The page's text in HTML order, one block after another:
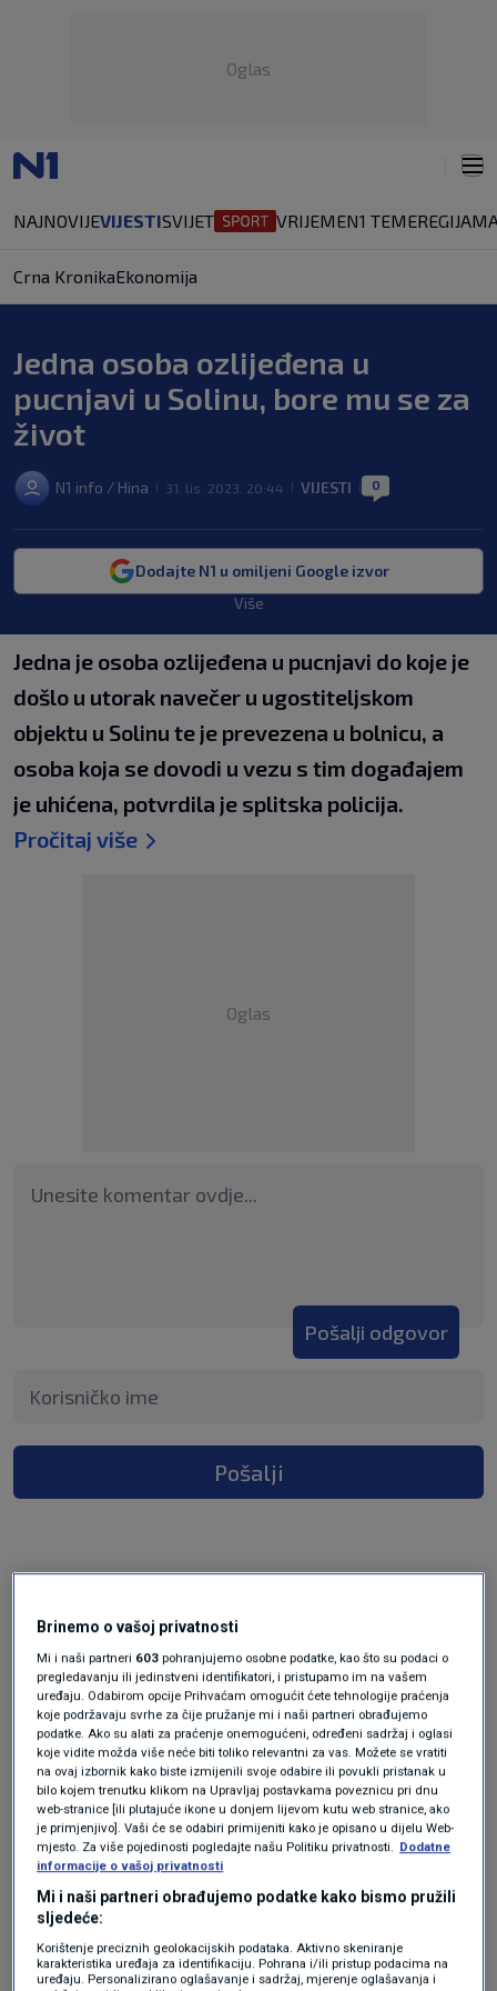
Oglas
NAJNOVIJEVIJESTISVIJET VRIJEMEN1 TEMEREGIJA
Crna KronikaEkonomija
Jedna osoba ozlijeđena u
pucnjavi u Solinu, bore mu se za
život
N1 info / Hina 31. lis. 2023. 20:44 VIJESTI 0
Dodajte N1 u omiljeni Google izvor
Više
Jedna je osoba ozlijeđena u pucnjavi do koje je
došlo u utorak navečer u ugostiteljskom
objektu u Solinu te je prevezena u bolnicu, a
osoba koja se dovodi u vezu s tim događajem
je uhićena, potvrdila je splitska policija.
Pročitaj više
Oglas
Pošalji odgovor
Pošalji
Oglas
Brinemo o vašoj privatnosti
Mi i naši partneri 603 pohranjujemo osobne podatke, kao što su podaci o
pregledavanju ili jedinstveni identifikatori, i pristupamo im na vašem
uređaju. Odabirom opcije Prihvaćam omogućit ćete tehnologije praćenja
koje podržavaju svrhe za čije pružanje mi i naši partneri obrađujemo
podatke. Ako su alati za praćenje onemogućeni, određeni sadržaj i oglasi
koje vidite možda više neće biti toliko relevantni za vas. Možete se vratiti
na ovaj izbornik kako biste izmijenili svoje odabire ili povukli pristanak u
bilo kojem trenutku klikom na Upravljaj postavkama poveznicu pri dnu
web-stranice [ili plutajuće ikone u donjem lijevom kutu web stranice, ako
je primjenjivo]. Vaši će se odabiri primijeniti kako je opisano u dijelu Web-
mjesto. Za više pojedinosti pogledajte našu Politiku privatnosti. Dodatne
informacije o vašoj privatnosti
Mi i naši partneri obrađujemo podatke kako bismo pružili
sljedeće:
Korištenje preciznih geolokacijskih podataka. Aktivno skeniranje
karakteristika uređaja za identifikaciju. Pohrana i/ili pristup podacima na
uređaju. Personalizirano oglašavanje i sadržaj, mjerenje oglašavanja i